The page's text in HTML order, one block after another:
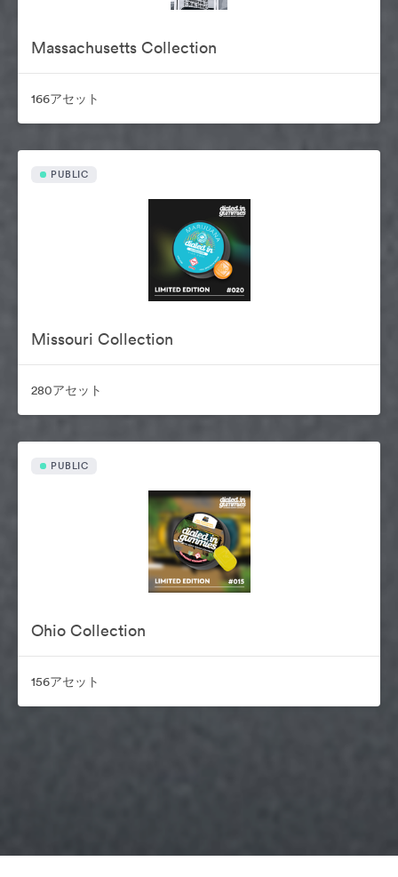
Massachusetts Collection
166アセット
PUBLIC
Missouri Collection
280アセット
PUBLIC
Ohio Collection
156アセット